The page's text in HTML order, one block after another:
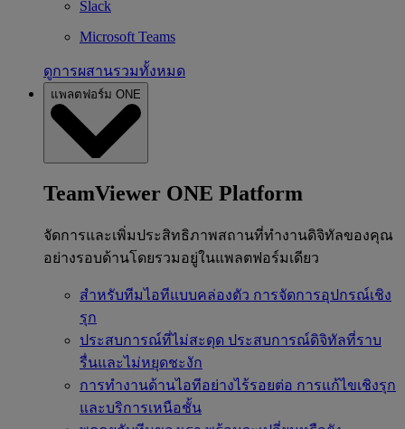
Slack
Microsoft Teams
ดูการผสานรวมทั้งหมด
แพลตฟอร์ม ONE
TeamViewer ONE Platform
จัดการและเพิ่มประสิทธิภาพสถานที่ทำงานดิจิทัลของคุณ
อย่างรอบด้านโดยรวมอยู่ในแพลตฟอร์มเดียว
สำหรับทีมไอทีแบบคล่องตัว การจัดการอุปกรณ์เชิง
รุก
ประสบการณ์ที่ไม่สะดุด ประสบการณ์ดิจิทัลที่ราบ
รื่นและไม่หยุดชะงัก
การทำงานด้านไอทีอย่างไร้รอยต่อ การแก้ไขเชิงรุก
และบริการเหนือชั้น